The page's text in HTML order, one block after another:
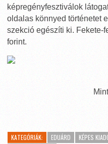
képregényfesztiválok
oldalas könnyed történetet
szekció egészíti ki. Fekete-
forint.
KATEGÓRIÁK: EDUÁRD KÉPES